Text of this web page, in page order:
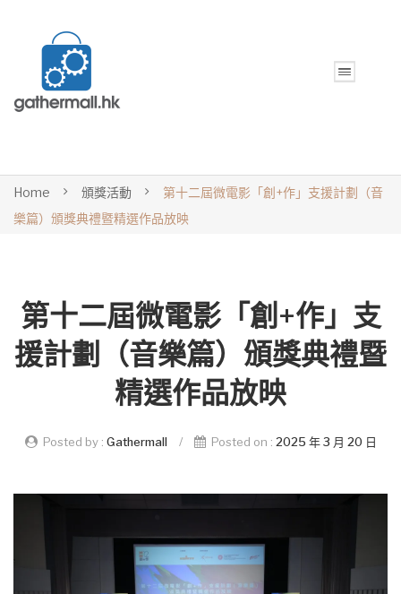
Home 頒獎活動
第十二屆微電影「創+作」支援計劃（音
樂篇）頒獎典禮暨精選作品放映
第十二屆微電影「創+作」支
援計劃（音樂篇）頒獎典禮暨
精選作品放映
Posted by : Gathermall / Posted on : 2025 年 3 月 20 日